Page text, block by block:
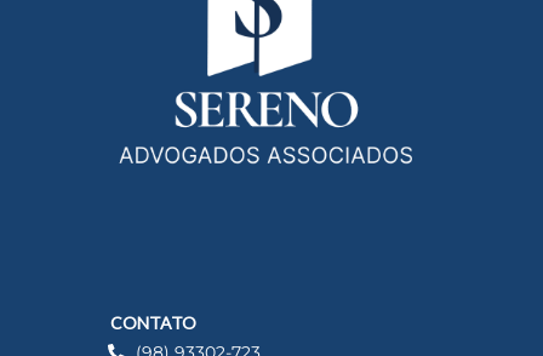
CONTATO